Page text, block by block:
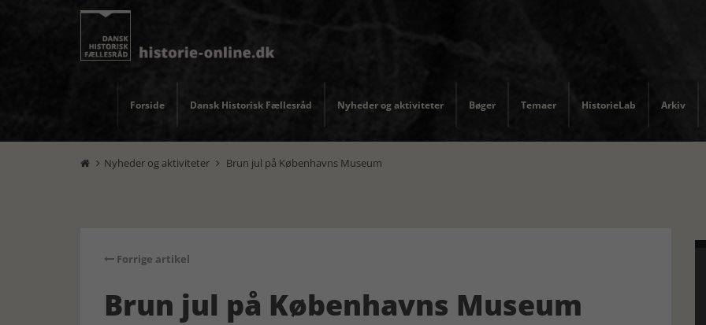
Forside Dansk Historisk Fællesråd Nyheder og aktiviteter Bøger Temaer HistorieLab Arkiv
 Nyheder og aktiviteter  Brun jul på Københavns Museum
Forrige artikel
Brun jul på Københavns Museum